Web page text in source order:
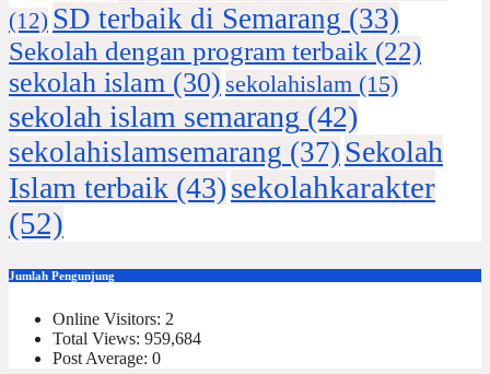
(12) SD terbaik di Semarang (33)
Sekolah dengan program terbaik (22)
sekolah islam (30) sekolahislam (15)
sekolah islam semarang (42)
sekolahislamsemarang (37) Sekolah
Islam terbaik (43)sekolahkarakter
(52)
Jumlah Pengunjung
Online Visitors: 2
Total Views: 959,684
Post Average: 0